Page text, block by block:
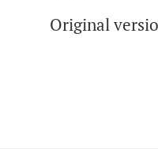
Original